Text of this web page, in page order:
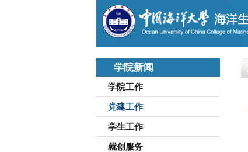
学院新闻
学院工作
党建工作
学生工作
就创服务